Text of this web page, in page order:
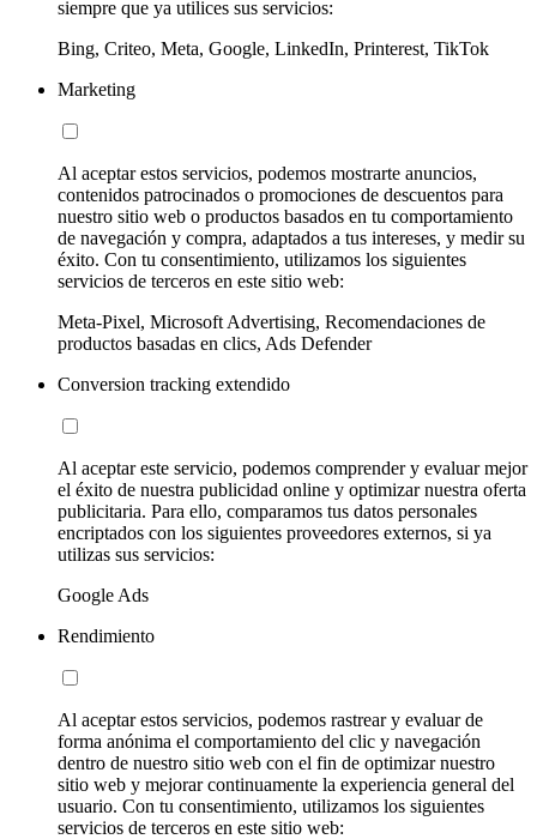
siempre que ya utilices sus servicios:
Bing, Criteo, Meta, Google, LinkedIn, Printerest, TikTok
Marketing
Al aceptar estos servicios, podemos mostrarte anuncios,
contenidos patrocinados o promociones de descuentos para
nuestro sitio web o productos basados en tu comportamiento
de navegación y compra, adaptados a tus intereses, y medir su
éxito. Con tu consentimiento, utilizamos los siguientes
servicios de terceros en este sitio web:
Meta-Pixel, Microsoft Advertising, Recomendaciones de
productos basadas en clics, Ads Defender
Conversion tracking extendido
Al aceptar este servicio, podemos comprender y evaluar mejor
el éxito de nuestra publicidad online y optimizar nuestra oferta
publicitaria. Para ello, comparamos tus datos personales
encriptados con los siguientes proveedores externos, si ya
utilizas sus servicios:
Google Ads
Rendimiento
Al aceptar estos servicios, podemos rastrear y evaluar de
forma anónima el comportamiento del clic y navegación
dentro de nuestro sitio web con el fin de optimizar nuestro
sitio web y mejorar continuamente la experiencia general del
usuario. Con tu consentimiento, utilizamos los siguientes
servicios de terceros en este sitio web: